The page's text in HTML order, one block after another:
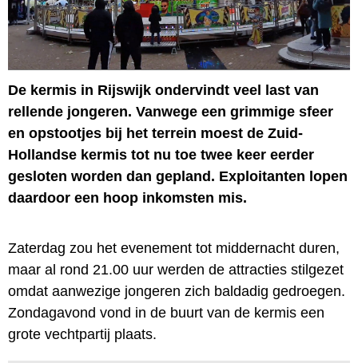
De kermis in Rijswijk ondervindt veel last van
rellende jongeren. Vanwege een grimmige sfeer
en opstootjes bij het terrein moest de Zuid-
Hollandse kermis tot nu toe twee keer eerder
gesloten worden dan gepland. Exploitanten lopen
daardoor een hoop inkomsten mis.
Zaterdag zou het evenement tot middernacht duren,
maar al rond 21.00 uur werden de attracties stilgezet
omdat aanwezige jongeren zich baldadig gedroegen.
Zondagavond vond in de buurt van de kermis een
grote vechtpartij plaats.